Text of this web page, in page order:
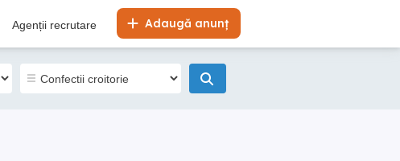
Adaugă anunț
Agenții recrutare